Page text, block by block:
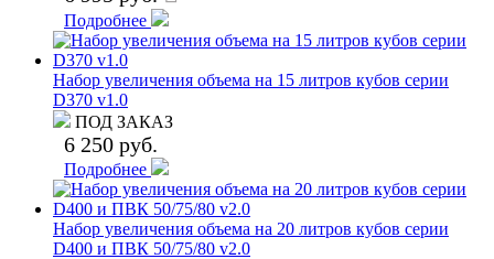
Подробнее
Набор увеличения объема на 15 литров кубов серии
D370 v1.0
ПОД ЗАКАЗ
6 250 руб.
Подробнее
Набор увеличения объема на 20 литров кубов серии
D400 и ПВК 50/75/80 v2.0